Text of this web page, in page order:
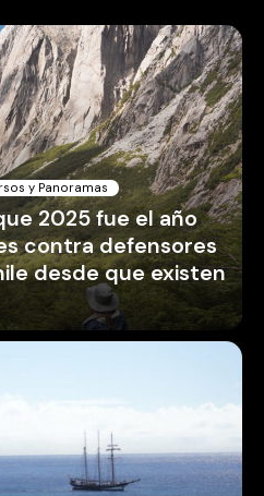
y Panoramas
2025 fue el año
contra defensores
desde que existen